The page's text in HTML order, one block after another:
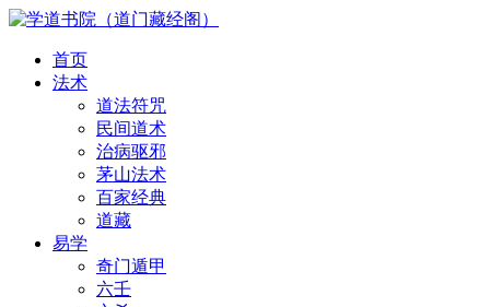
首页
法术
道法符咒
民间道术
治病驱邪
茅山法术
百家经典
道藏
易学
奇门遁甲
六壬